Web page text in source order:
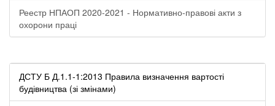
Реестр НПАОП 2020-2021 - Нормативно-правові акти з
охорони праці
ДСТУ Б Д.1.1-1:2013 Правила визначення вартості
будівництва (зі змінами)